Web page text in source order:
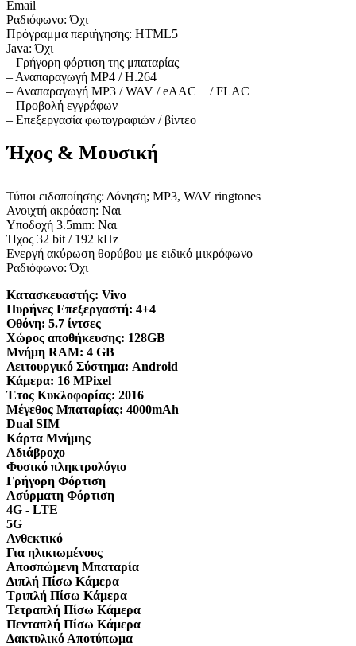
Email
Ραδιόφωνο: Όχι
Πρόγραμμα περιήγησης: HTML5
Java: Όχι
– Γρήγορη φόρτιση της μπαταρίας
– Αναπαραγωγή MP4 / H.264
– Αναπαραγωγή MP3 / WAV / eAAC + / FLAC
– Προβολή εγγράφων
– Επεξεργασία φωτογραφιών / βίντεο
Ήχος & Μουσική
Τύποι ειδοποίησης: Δόνηση; MP3, WAV ringtones
Ανοιχτή ακρόαση: Ναι
Υποδοχή 3.5mm: Ναι
Ήχος 32 bit / 192 kHz
Ενεργή ακύρωση θορύβου με ειδικό μικρόφωνο
Ραδιόφωνο: Όχι
Κατασκευαστής: Vivo
Πυρήνες Επεξεργαστή: 4+4
Οθόνη: 5.7 ίντσες
Χώρος αποθήκευσης: 128GB
Μνήμη RAM: 4 GB
Λειτουργικό Σύστημα: Android
Κάμερα: 16 MPixel
Έτος Κυκλοφορίας: 2016
Μέγεθος Μπαταρίας: 4000mAh
Dual SIM
Κάρτα Μνήμης
Αδιάβροχο
Φυσικό πληκτρολόγιο
Γρήγορη Φόρτιση
Ασύρματη Φόρτιση
4G - LTE
5G
Ανθεκτικό
Για ηλικιωμένους
Αποσπώμενη Μπαταρία
Διπλή Πίσω Κάμερα
Τριπλή Πίσω Κάμερα
Τετραπλή Πίσω Κάμερα
Πενταπλή Πίσω Κάμερα
Δακτυλικό Αποτύπωμα